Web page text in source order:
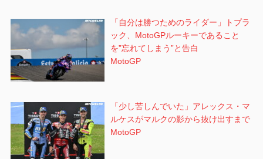
「自分は勝つためのライダー」トプラ
ック、MotoGPルーキーであること
を”忘れてしまう”と告白
MotoGP
「少し苦しんでいた」アレックス・マ
ルケスがマルクの影から抜け出すまで
MotoGP